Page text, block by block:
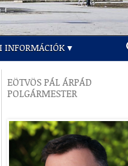
INFORMÁCIÓK
EÖTVÖS PÁL ÁRPÁD
POLGÁRMESTER